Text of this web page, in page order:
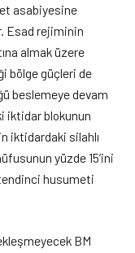
asabiyesine
Esad rejiminin
almak üzere
bölge güçleri de
beslemeye devam
iktidar blokunun
iktidardaki silahlı
yüzde 15’ini
husumeti
BM